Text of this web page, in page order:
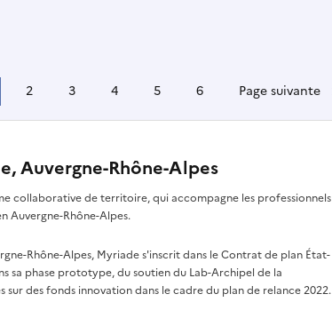
2 3 4 5 6 Page suivante
Auvergne-Rhône-Alpes
collaborative de territoire, qui accompagne les professionnels
Auvergne-Rhône-Alpes.
Rhône-Alpes, Myriade s'inscrit dans le Contrat de plan État-
sa phase prototype, du soutien du Lab-Archipel de la
des fonds innovation dans le cadre du plan de relance 2022.